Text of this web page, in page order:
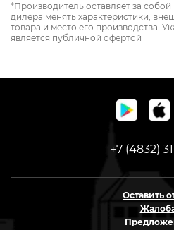
*Производитель оставляет за
дилера менять характеристики,
товара и место его производства.
является публичной офертой
+7 (4832)
Оставить